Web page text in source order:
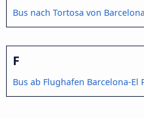
Bus nach Tortosa von Barcelona
F
Bus ab Flughafen Barcelona-El